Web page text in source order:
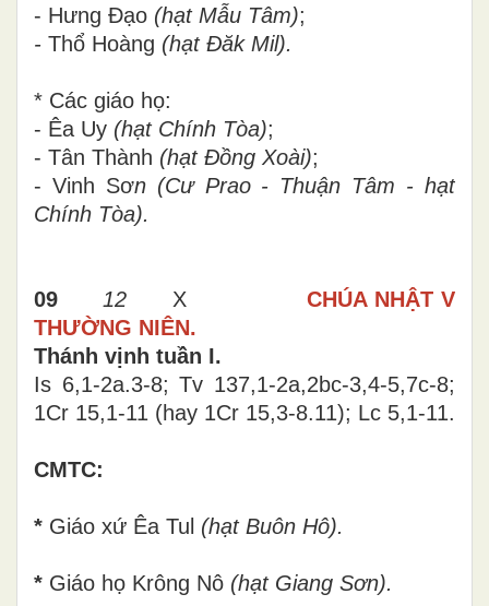
- Hưng Đạo (hạt Mẫu Tâm);
- Thổ Hoàng (hạt Đăk Mil).
* Các giáo họ:
- Êa Uy (hạt Chính Tòa);
- Tân Thành (hạt Đồng Xoài);
- Vinh Sơn (Cư Prao - Thuận Tâm - hạt
Chính Tòa).
09 12 XCHÚA NHẬT V
THƯỜNG NIÊN.
Thánh vịnh tuần I.
Is 6,1-2a.3-8; Tv 137,1-2a,2bc-3,4-5,7c-8;
1Cr 15,1-11 (hay 1Cr 15,3-8.11); Lc 5,1-11.
CMTC:
* Giáo xứ Êa Tul (hạt Buôn Hô).
* Giáo họ Krông Nô (hạt Giang Sơn).